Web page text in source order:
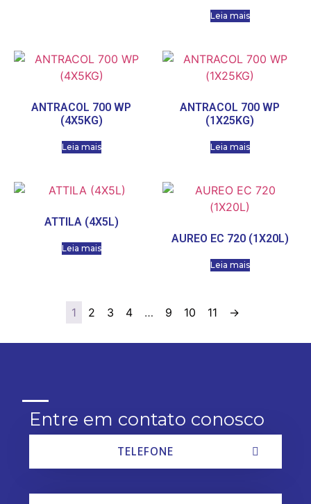
Leia mais
ANTRACOL 700 WP
(4X5KG)
Leia mais
ANTRACOL 700 WP
(1X25KG)
Leia mais
ATTILA (4X5L)
Leia mais
AUREO EC 720 (1X20L)
Leia mais
1 2 3 4 … 9 10 11 →
Entre em contato conosco
TELEFONE